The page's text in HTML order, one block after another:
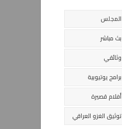
المجلس
بث مباشر
وثائقي
برامج يوتيوبية
أفلام قصيرة
توثيق الغزو العراقي